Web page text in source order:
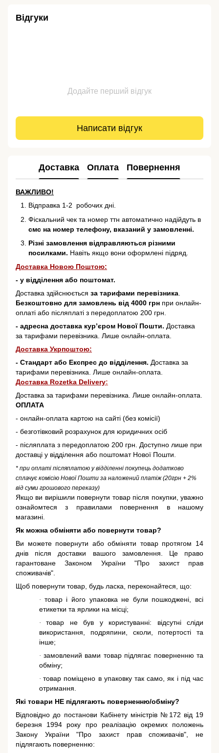
Відгуки
Додайте перший відгук
Написати відгук
Доставка Оплата Повернення
ВАЖЛИВО!
Відправка 1-2 робочих дні.
Фіскальний чек та номер ттн автоматично надійдуть в
смс на номер телефону, вказаний у замовленні.
Різні замовлення відправляються різними
посилками. Навіть якщо вони оформлені підряд.
Доставка Новою Поштою:
- у відділення або поштомат.
Доставка здійснюється за тарифами перевізника.
Безкоштовно для замовлень від 4000 грн при онлайн-
оплаті або післяплаті з передоплатою 200 грн.
- адресна доставка кур’єром Нової Пошти. Доставка
за тарифами перевізника. Лише онлайн-оплата.
Доставка Укрпоштою:
- Стандарт або Експрес до відділення. Доставка за
тарифами перевізника. Лише онлайн-оплата.
Доставка Rozetka Delivery:
Доставка за тарифами перевізника. Лише онлайн-оплата.
ОПЛАТА
- онлайн-оплата картою на сайті (без комісії)
- безготівковий розрахунок для юридичних осіб
- післяплата з передоплатою 200 грн. Доступно лише при
доставці у відділення або поштомат Нової Пошти.
* при оплаті післяплатою у відділенні покупець додатково
сплачує комісію Нової Пошти за наложений платіж (20грн + 2%
від суми грошового переказу)
Якщо ви вирішили повернути товар після покупки, уважно
ознайомтеся з правилами повернення в нашому
магазині.
Як можна обміняти або повернути товар?
Ви можете повернути або обміняти товар протягом 14
днів після доставки вашого замовлення. Це право
гарантованеЗаконом України "Про захист прав
споживачів".
Щоб повернути товар, будь ласка, переконайтеся, що:
· товар і його упаковка не були пошкоджені, всі
етикетки та ярлики на місці;
·товар не був у користуванні: відсутні сліди
використання, подряпини, сколи, потертості та
інше;
· замовлений вами товар підлягає поверненню та
обміну;
·товар поміщено в упаковку так само, як і під час
отримання.
Які товари НЕ підлягають поверненню/обміну?
Відповідно до постанови Кабінету міністрів №172 від 19
березня 1994 року про реалізацію окремих положень
Закону України "Про захист прав споживачів", не
підлягають поверненню: